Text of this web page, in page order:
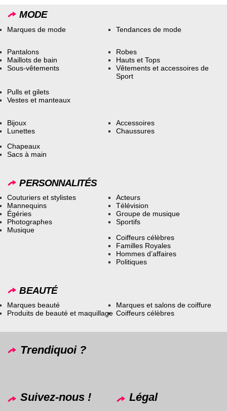
MODE
Marques de mode Tendances de mode
Pantalons
Maillots de bain
Sous-vêtements
Robes
Hauts et Tops
Vêtements et accessoires de
Sport
Pulls et gilets
Vestes et manteaux
Bijoux
Lunettes
Accessoires
Chaussures
Chapeaux
Sacs à main
PERSONNALITÉS
Couturiers et stylistes
Mannequins
Égéries
Photographes
Musique
Acteurs
Télévision
Groupe de musique
Sportifs
Coiffeurs célèbres
Familles Royales
Hommes d’affaires
Politiques
BEAUTÉ
Marques beauté
Produits de beauté et maquillage
Marques et salons de coiffure
Coiffeurs célèbres
Trendiquoi ?
Suivez-nous ! Légal